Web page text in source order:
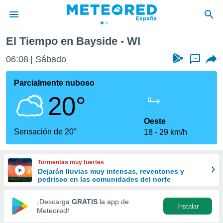
de
por
se
calidad.
a este
las
y
forma
digital
basada
El Tiempo en Bayside - WI
06:08 Sábado ...
Parcialmente nuboso
20°
Sensación de 20°
Oeste
18
29 km/h
Tormentas muy fuertes
Dejarán lluvias muy intensas, reventones y
pedrisco en las comunidades del norte
¡Descarga GRATIS la app de
Meteored!
Instalar